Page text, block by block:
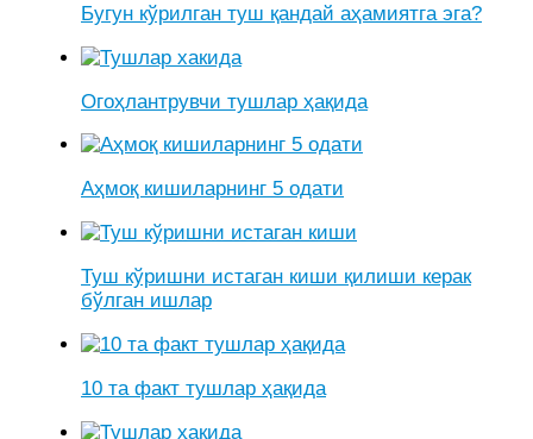
Бугун кўрилган туш қандай аҳамиятга эга?
Огоҳлантрувчи тушлар ҳақида
Аҳмоқ кишиларнинг 5 одати
Туш кўришни истаган киши қилиши керак
бўлган ишлар
10 та факт тушлар ҳақида